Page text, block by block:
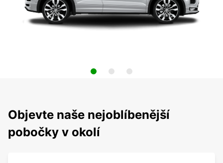
Objevte naše nejoblíbenější
pobočky v okolí